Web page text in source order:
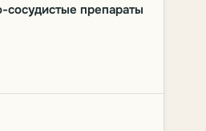
сосудистые препараты